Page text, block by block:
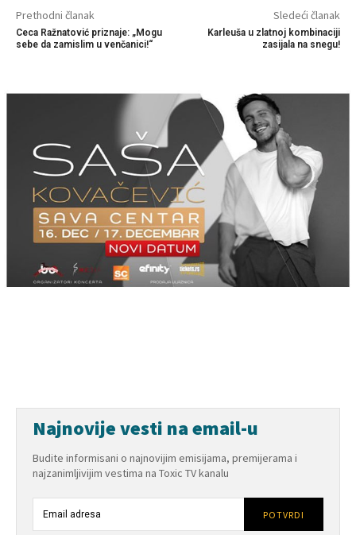
Prethodni članak
Ceca Ražnatović priznaje: „Mogu
sebe da zamislim u venčanici!“
Sledeći članak
Karleuša u zlatnoj kombinaciji
zasijala na snegu!
Najnovije vesti na email-u
Budite informisani o najnovijim emisijama, premijerama i
najzanimljivijim vestima na Toxic TV kanalu
POTVRDI